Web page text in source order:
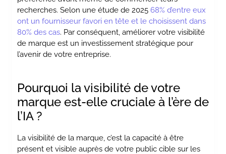
recherches. Selon une étude de 2025 68% d’entre eux
ont un fournisseur favori en tête et le choisissent dans
80% des cas. Par conséquent, améliorer votre visibilité
de marque est un investissement stratégique pour
l’avenir de votre entreprise.
Pourquoi la visibilité de votre
marque est-elle cruciale à l’ère de
l’IA ?
La visibilité de la marque, c’est la capacité à être
présent et visible auprès de votre public cible sur les